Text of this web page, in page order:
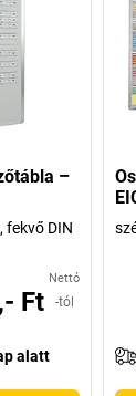
–
fekvő DIN
Nettó
Ft -tól
alatt